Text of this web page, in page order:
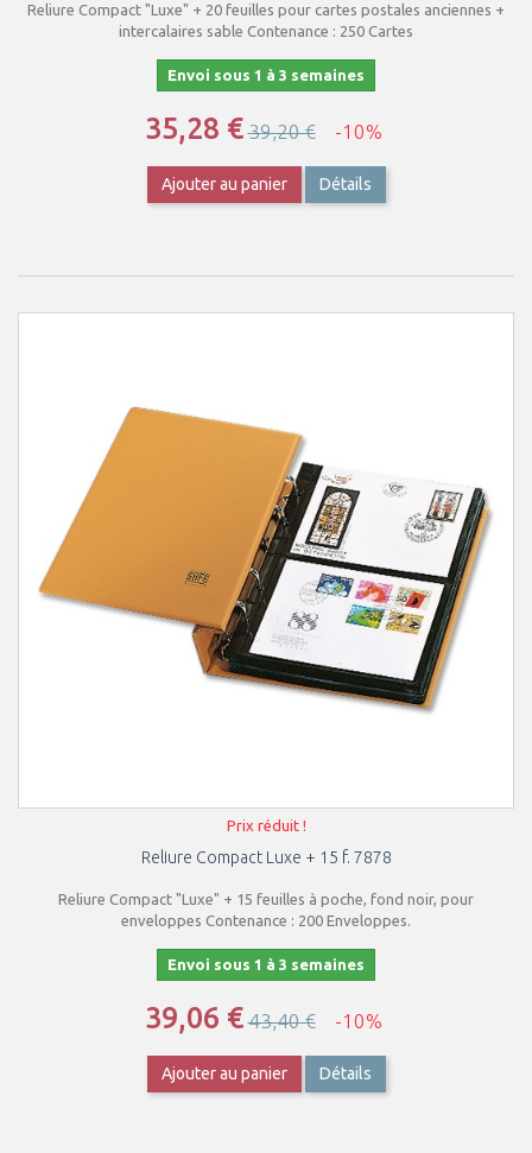
Reliure Compact "Luxe" + 20 feuilles pour cartes postales anciennes +
intercalaires sable Contenance : 250 Cartes
Envoi sous 1 à 3 semaines
35,28 €39,20 € -10%
Ajouter au panier Détails
Prix réduit !
Reliure Compact Luxe + 15 f. 7878
Reliure Compact "Luxe" + 15 feuilles à poche, fond noir, pour
enveloppes Contenance : 200 Enveloppes.
Envoi sous 1 à 3 semaines
39,06 €43,40 € -10%
Ajouter au panier Détails